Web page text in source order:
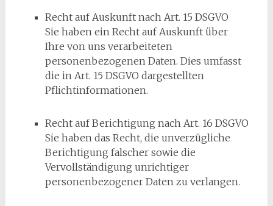
Recht auf Auskunft nach Art. 15 DSGVO
Sie haben ein Recht auf Auskunft über
Ihre von uns verarbeiteten
personenbezogenen Daten. Dies umfasst
die in Art. 15 DSGVO dargestellten
Pflichtinformationen.
Recht auf Berichtigung nach Art. 16 DSGVO
Sie haben das Recht, die unverzügliche
Berichtigung falscher sowie die
Vervollständigung unrichtiger
personenbezogener Daten zu verlangen.